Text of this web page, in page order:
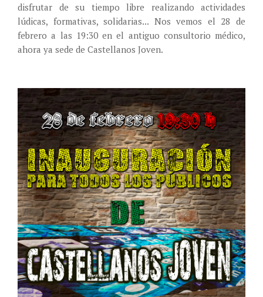
disfrutar de su tiempo libre realizando actividades
lúdicas, formativas, solidarias... Nos vemos el 28 de
febrero a las 19:30 en el antiguo consultorio médico,
ahora ya sede de Castellanos Joven.